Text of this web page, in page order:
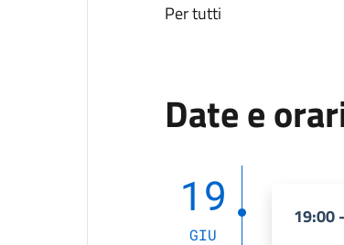
Per tutti
Date e
19
GIU
19:00